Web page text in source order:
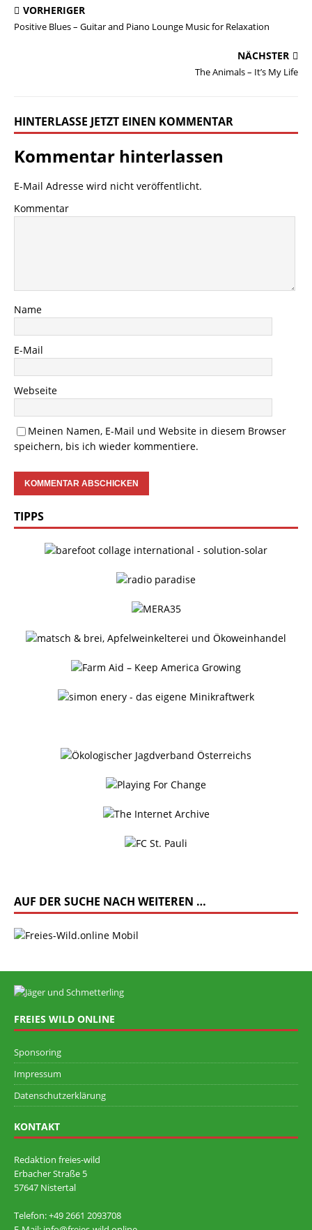
VORHERIGER
Positive Blues – Guitar and Piano Lounge Music for Relaxation
NÄCHSTER
The Animals – It’s My Life
HINTERLASSE JETZT EINEN KOMMENTAR
Kommentar hinterlassen
E-Mail Adresse wird nicht veröffentlicht.
Kommentar
Name
E-Mail
Webseite
Meinen Namen, E-Mail und Website in diesem Browser
speichern, bis ich wieder kommentiere.
TIPPS
AUF DER SUCHE NACH WEITEREN …
FREIES WILD ONLINE
Sponsoring
Impressum
Datenschutzerklärung
KONTAKT
Redaktion freies-wild
Erbacher Straße 5
57647 Nistertal
Telefon: +49 ‭2661 2093708